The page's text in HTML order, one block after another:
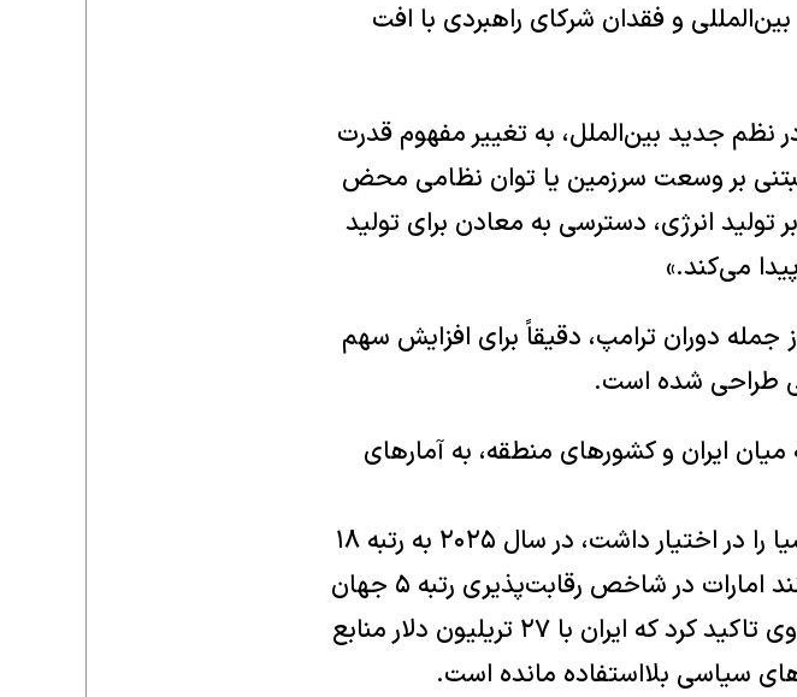
و فقدان شرکای راهبردی با افت
نظم جدید بین‌الملل، به تغییر مفهوم قدرت
بر وسعت سرزمین یا توان نظامی محض
انرژی، دسترسی به معادن برای تولید
می‌کند.»
دوران ترامپ، دقیقاً برای افزایش سهم
طراحی شده است.
ایران و کشورهای منطقه، به آمارهای
گفت: اقتصاد ایران که ۶۰ سال پیش رتبه ششم آسیا را در اختیار داشت، در سال ۲۰۲۵ به رتبه ۱۸
تنزل یافته است. این در حالی است که کشوری مانند امارات در شاخص رقابت‌پذیری رتبه ۵ جهان
را کسب کرده و ایران در جایگاه ۹۹ ایستاده است. وی تاکید کرد که ایران با ۲۷ تریلیون دلار منابع
سیاسی بلااستفاده مانده است.